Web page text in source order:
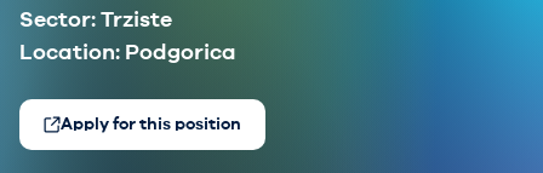
Sector: Trziste
Location: Podgorica
Apply for this position